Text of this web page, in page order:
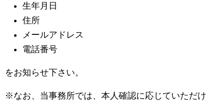
生年月日
住所
メールアドレス
電話番号
をお知らせ下さい。
※なお、当事務所では、本人確認に応じていただけ